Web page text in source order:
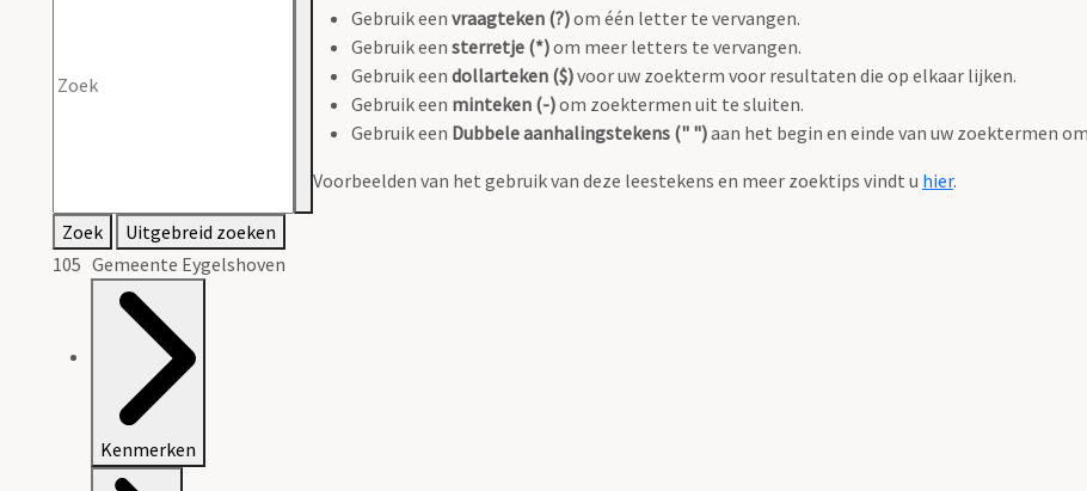
Gebruik een vraagteken (?)om één letter te vervangen.
Gebruik een sterretje (*)om meer letters te vervangen.
Gebruik een dollarteken ($)voor uw zoekterm voor resultaten die op elkaar lijken.
Gebruik een minteken (-)om zoektermen uit te sluiten.
Gebruik een Dubbele aanhalingstekens (" ")aan het begin en einde van uw zoektermen
Voorbeelden van het gebruik van deze leestekens en meer zoektips vindt u hier.
Zoek
Uitgebreid zoeken
105 Gemeente Eygelshoven
Kenmerken